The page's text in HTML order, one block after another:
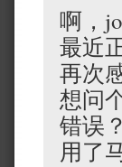
啊，
最近
再次
想问
错误？
用了